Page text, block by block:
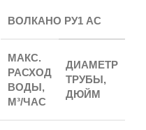
ВОЛКАНО РУ1 АС
МАКС.
РАСХОД
ВОДЫ,
М³/ЧАС
ДИАМЕТР
ТРУБЫ,
ДЮЙМ